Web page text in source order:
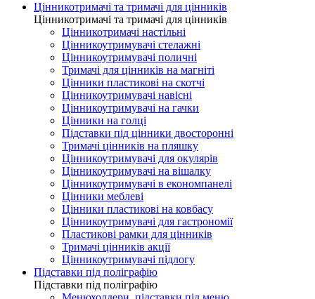
Цінникотримачі та тримачі для цінників
Цінникотримачі та тримачі для цінників
Цінникотримачі настільні
Цінникоутримувачі стелажні
Цінникоутримувачі поличні
Тримачі для цінників на магніті
Цінники пластикові на скотчі
Цінникоутримувачі навісні
Цінникоутримувачі на гачки
Цінники на голці
Підставки під цінники двосторонні
Тримачі цінників на пляшку
Цінникоутримувачі для окулярів
Цінникоутримувачі на вішалку
Цінникоутримувачі в економпанелі
Цінники меблеві
Цінники пластикові на ковбасу
Цінникоутримувачі для гастрономії
Пластикові рамки для цінників
Тримачі цінників акції
Цінникоутримувачі підлогу
Підставки під поліграфію
Підставки під поліграфію